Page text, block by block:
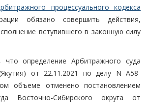
процессуального кодекса
обязано совершить действия,
вступившего в законную силу
что определение Арбитражного суда
от 22.11.2021 по делу N А58-
объеме отменено постановлением
Восточно-Сибирского округа от